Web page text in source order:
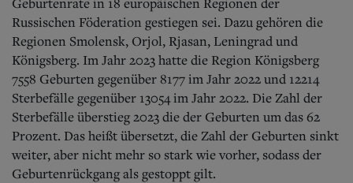
Mediadaten
Kontakt
Impressum
Datenschutz
Russischen Föderation gestiegen sei. Dazu gehören die
Regionen Smolensk, Orjol, Rjasan, Leningrad und
Königsberg. Im Jahr 2023 hatte die Region Königsberg
7558 Geburten gegenüber 8177 im Jahr 2022 und 12214
Sterbefälle gegenüber 13054 im Jahr 2022. Die Zahl der
Sterbefälle überstieg 2023 die der Geburten um das 62
Prozent. Das heißt übersetzt, die Zahl der Geburten sinkt
weiter, aber nicht mehr so stark wie vorher, sodass der
Geburtenrückgang als gestoppt gilt.